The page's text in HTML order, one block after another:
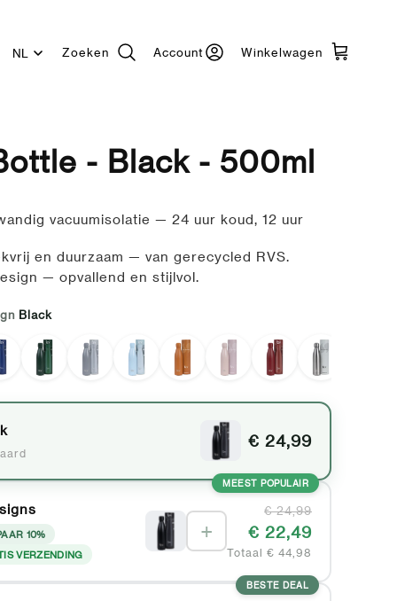
Taal
Zoeken Account Winkelwagen
- Black - 500ml
vacuumisolatie — 24 uur koud, 12 uur
en duurzaam — van gerecycled RVS.
— opvallend en stijlvol.
Black
€ 24,99
MEEST POPULAIR
10%
VERZENDING
+
€ 24,99
€ 22,49
Totaal € 44,98
BESTE DEAL